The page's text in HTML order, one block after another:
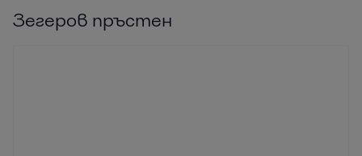
Зегеров пръстен